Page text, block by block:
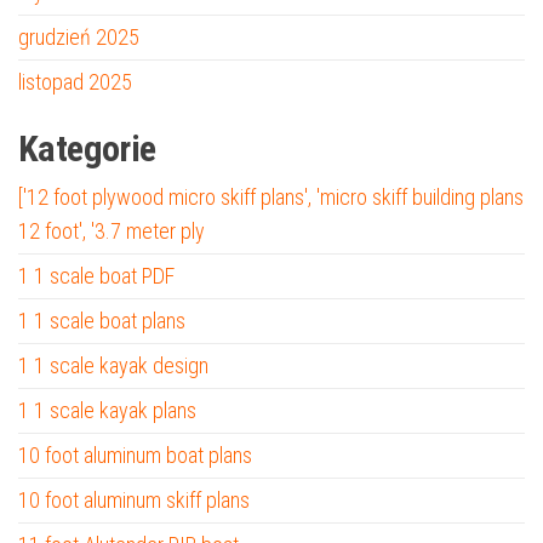
grudzień 2025
listopad 2025
Kategorie
['12 foot plywood micro skiff plans', 'micro skiff building plans
12 foot', '3.7 meter ply
1 1 scale boat PDF
1 1 scale boat plans
1 1 scale kayak design
1 1 scale kayak plans
10 foot aluminum boat plans
10 foot aluminum skiff plans